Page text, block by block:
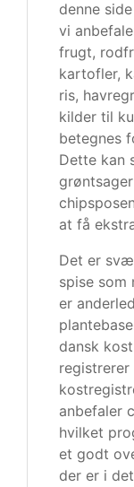
denne
vi
frugt,
kartofler,
ris,
kilder til
betegnes
Dette kan
at få
Det er
spise som
er
dansk
anbefaler
hvilket
et godt
der er i